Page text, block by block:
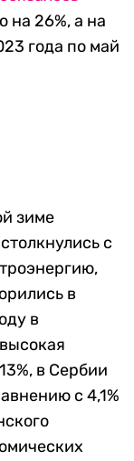
на 26%, а на
года по май
зиме
с
в
в
в Сербии
с 4,1%